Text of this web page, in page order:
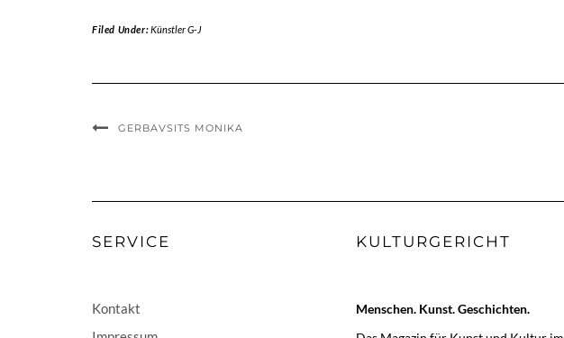
Filed Under:Künstler G-J
GERBAVSITS MONIKA
SERVICE
Kontakt
KULTURGERICHT
Menschen. Kunst. Geschichten.